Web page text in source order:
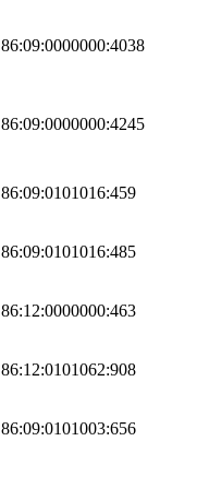
86:09:0000000:4038
86:09:0000000:4245
86:09:0101016:459
86:09:0101016:485
86:12:0000000:463
86:12:0101062:908
86:09:0101003:656